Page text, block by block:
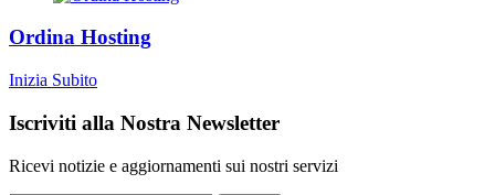
Ordina Hosting
Inizia Subito
Iscriviti alla Nostra Newsletter
Ricevi notizie e aggiornamenti sui nostri servizi